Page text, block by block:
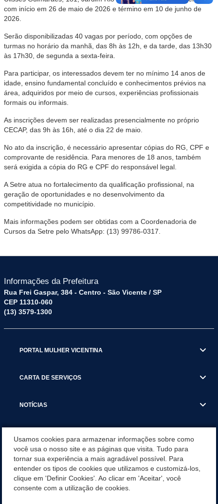
com início em 26 de maio de 2026 e término em 10 de junho de
2026.
Serão disponibilizadas 40 vagas por período, com opções de
turmas no horário da manhã, das 8h às 12h, e da tarde, das 13h30
às 17h30, de segunda a sexta-feira.
Para participar, os interessados devem ter no mínimo 14 anos de
idade, ensino fundamental concluído e conhecimentos prévios na
área, adquiridos por meio de cursos, experiências profissionais
formais ou informais.
As inscrições devem ser realizadas presencialmente no próprio
CECAP, das 9h às 16h, até o dia 22 de maio.
No ato da inscrição, é necessário apresentar cópias do RG, CPF e
comprovante de residência. Para menores de 18 anos, também
será exigida a cópia do RG e CPF do responsável legal.
A Setre atua no fortalecimento da qualificação profissional, na
geração de oportunidades e no desenvolvimento da
competitividade no município.
Mais informações podem ser obtidas com a Coordenadoria de
Cursos da Setre pelo WhatsApp: (13) 99786-0317.
Informações da Prefeitura
Rua Frei Gaspar, 384 - Centro - São Vicente / SP
CEP 11310-060
(13) 3579-1300
PORTAL MULHER VICENTINA
CARTA DE SERVIÇOS
NOTÍCIAS
VISITE SÃO VICENTE
INSTITUCIONAL
Usamos cookies para armazenar informações sobre como
você usa o nosso site e as páginas que visita. Tudo para
tornar sua experiência a mais agradável possível. Para
entender os tipos de cookies que utilizamos e customizá-los,
clique em 'Definir Cookies'. Ao clicar em 'Aceitar', você
consente com a utilização de cookies.